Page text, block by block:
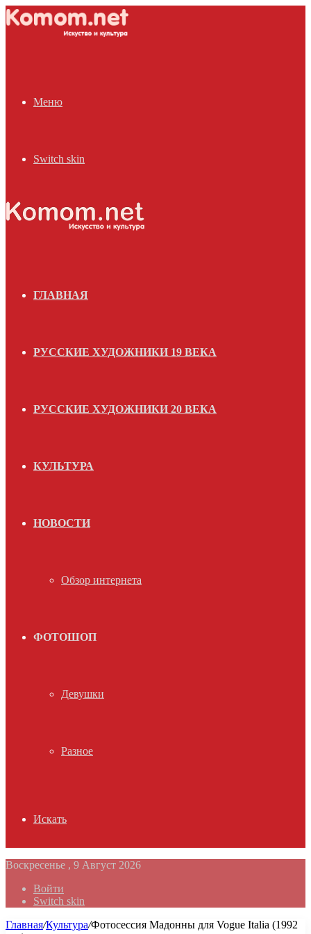
Меню
Switch skin
ГЛАВНАЯ
РУССКИЕ ХУДОЖНИКИ 19 ВЕКА
РУССКИЕ ХУДОЖНИКИ 20 ВЕКА
КУЛЬТУРА
НОВОСТИ
Обзор интернета
ФОТОШОП
Девушки
Разное
Искать
Воскресенье , 9 Август 2026
Войти
Switch skin
Главная/Культура/Фотосессия Мадонны для Vogue Italia (1992